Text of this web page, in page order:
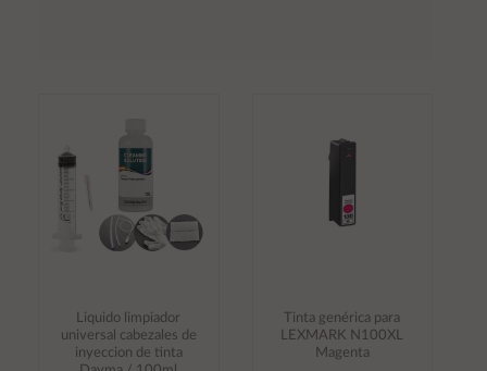
Liquido limpiador
universal cabezales de
inyeccion de tinta
Tinta genérica para
LEXMARK N100XL
Magenta